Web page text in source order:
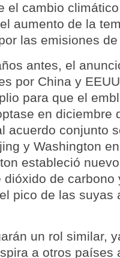
el cambio
aumento de la
las emisiones
antes, el
por China y
para que el
en diciembre
acuerdo conjunto
y Washington
estableció
de carbono
pico de las suyas
un rol similar,
a otros países